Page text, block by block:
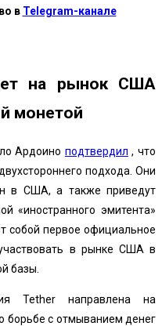
в Telegram-канале
на рынок США
монетой
Ардоино подтвердил , что
подхода. Они
в США, а также приведут
«иностранного эмитента»
собой первое официальное
в рынке США в
базы.
Tether направлена на
борьбе с отмыванием денег